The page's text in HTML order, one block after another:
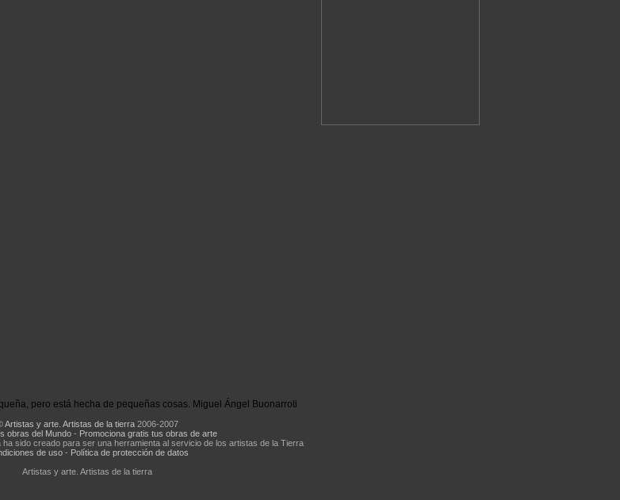
pero está hecha de pequeñas cosas. Miguel Ángel Buonarroti
Artistas y arte. Artistas de la tierra2006-2007
obras del Mundo - Promociona gratis tus obras de arte
sido creado para ser una herramienta al servicio de los artistas de la Tierra
de uso- Política de protección de datos
Artistas y arte. Artistas de la tierra